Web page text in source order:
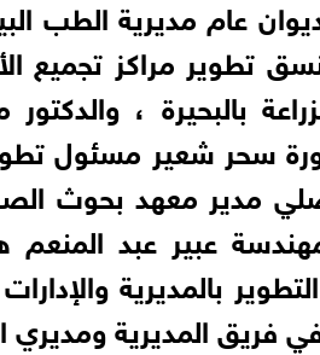
عام مديرية الطب
تطوير مراكز تجميع
بالبحيرة ،
سحر شعير مسئول
مدير معهد بحوث
عبير عبد المنعم
بالمديرية
فريق المديرية ومديري